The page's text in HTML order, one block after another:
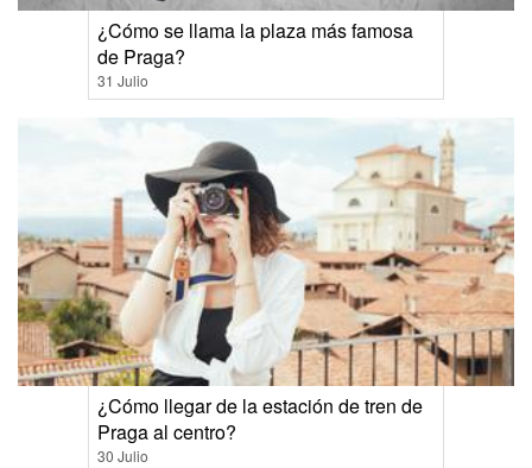
¿Cómo se llama la plaza más famosa
de Praga?
31 Julio
¿Cómo llegar de la estación de tren de
Praga al centro?
30 Julio